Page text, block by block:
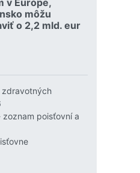
môžu
o 2,2 mld. eur
zdravotných
poisťovní a